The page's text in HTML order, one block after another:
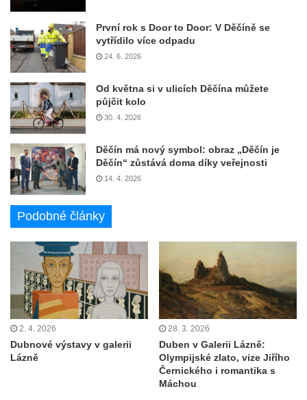
První rok s Door to Door: V Děčíně se
vytřídilo více odpadu
24. 6. 2026
Od května si v ulicích Děčína můžete
půjčit kolo
30. 4. 2026
Děčín má nový symbol: obraz „Děčín je
Děčín“ zůstává doma díky veřejnosti
14. 4. 2026
Podobné články
2. 4. 2026
Dubnové výstavy v galerii
Lázně
28. 3. 2026
Duben v Galerii Lázně:
Olympijské zlato, vize Jiřího
Černického i romantika s
Máchou